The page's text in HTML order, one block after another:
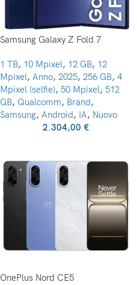
Samsung Galaxy Z Fold 7
1 TB, 10 Mpixel, 12 GB, 12
Mpixel, Anno, 2025, 256 GB, 4
Mpixel (selfie), 50 Mpixel, 512
GB, Qualcomm, Brand,
Samsung, Android, IA, Nuovo
2.304,00 €
OnePlus Nord CE5